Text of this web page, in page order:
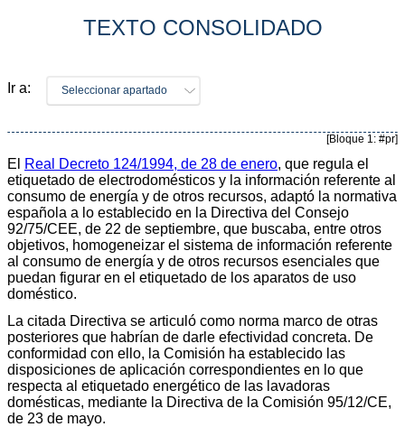
TEXTO CONSOLIDADO
Ir a: Seleccionar apartado
[Bloque 1: #pr]
El Real Decreto 124/1994, de 28 de enero, que regula el
etiquetado de electrodomésticos y la información referente al
consumo de energía y de otros recursos, adaptó la normativa
española a lo establecido en la Directiva del Consejo
92/75/CEE, de 22 de septiembre, que buscaba, entre otros
objetivos, homogeneizar el sistema de información referente
al consumo de energía y de otros recursos esenciales que
puedan figurar en el etiquetado de los aparatos de uso
doméstico.
La citada Directiva se articuló como norma marco de otras
posteriores que habrían de darle efectividad concreta. De
conformidad con ello, la Comisión ha establecido las
disposiciones de aplicación correspondientes en lo que
respecta al etiquetado energético de las lavadoras
domésticas, mediante la Directiva de la Comisión 95/12/CE,
de 23 de mayo.